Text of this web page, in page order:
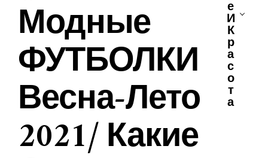
Е
И
К
Р
А
С
О
Т
А
Модные
ФУТБОЛКИ
Весна-Лето
2021/ Какие